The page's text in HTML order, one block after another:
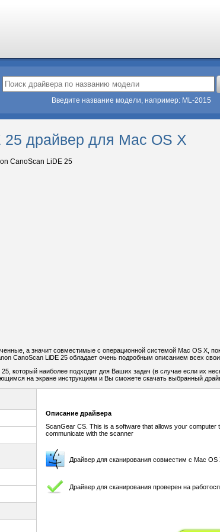
Введите название модели, например: ML-2015
драйвер для Mac OS X
CanoScan LiDE 25
а значит совместимые с операционной системой Mac OS X,
CanoScan LiDE 25 обладает очень подробным описанием всех
который наиболее подходит для Ваших задач (в случае если их
на экране инструкциям и Вы сможете скачать выбранный
Описание драйвера
ScanGear CS. This is a software that allows your computer
communicate with the scanner
Драйвер для сканирования совместим с Mac OS
Драйвер для сканирования проверен на